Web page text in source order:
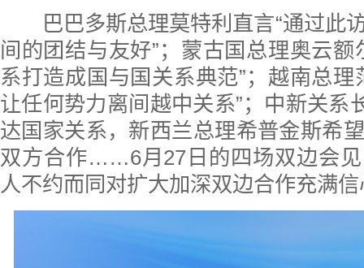
巴巴多斯总理莫特利直言“通过此
间的团结与友好”；蒙古国总理奥云额
系打造成国与国关系典范”；越南总理
让任何势力离间越中关系”；中新关系
达国家关系，新西兰总理希普金斯希
双方合作……6月27日的四场双边会
人不约而同对扩大加深双边合作充满